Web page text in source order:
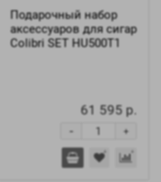
Подарочный набор
аксессуаров для сигар
Colibri SET HU500T1
61 595 р.
+
-